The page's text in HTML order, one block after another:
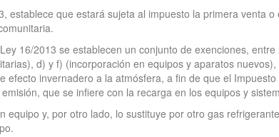
establece que estará sujeta al impuesto la primera venta
16/2013 se establecen un conjunto de exenciones,
d) y f) (incorporación en equipos y aparatos
invernadero a la atmósfera, a fin de que el
que se infiere con la recarga en los equipos y
y, por otro lado, lo sustituye por otro gas